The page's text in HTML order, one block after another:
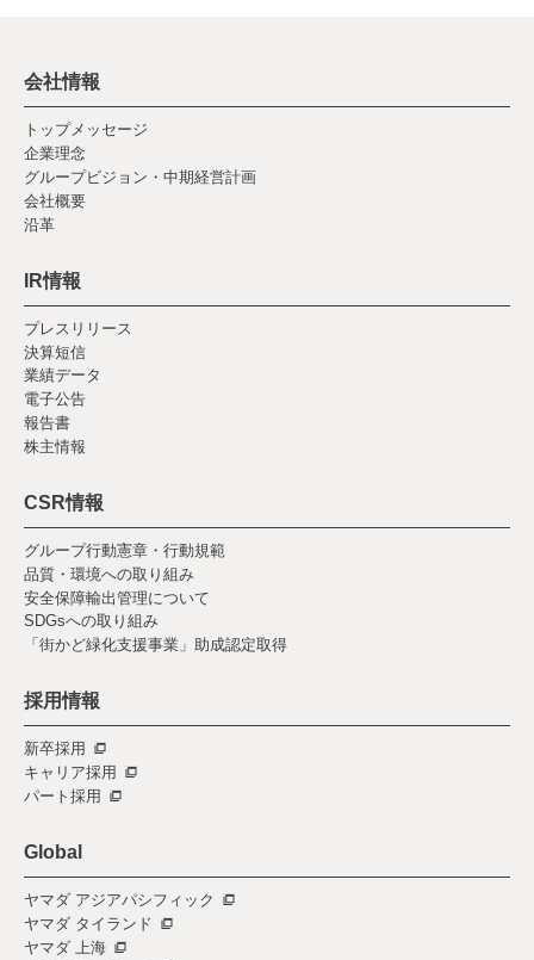
会社情報
トップメッセージ
企業理念
グループビジョン・中期経営計画
会社概要
沿革
IR情報
プレスリリース
決算短信
業績データ
電子公告
報告書
株主情報
CSR情報
グループ行動憲章・行動規範
品質・環境への取り組み
安全保障輸出管理について
SDGsへの取り組み
「街かど緑化支援事業」助成認定取得
採用情報
新卒採用
キャリア採用
パート採用
Global
ヤマダ アジアパシフィック
ヤマダ タイランド
ヤマダ 上海